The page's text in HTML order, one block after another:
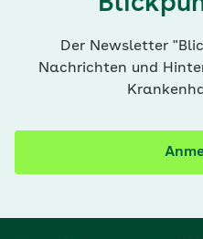
Der Newsletter
Nachrichten und